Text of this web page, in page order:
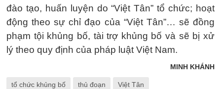
đào tạo, huấn luyện do “Việt Tân” tổ chức; hoạt
động theo sự chỉ đạo của “Việt Tân”… sẽ đồng
phạm tội khủng bố, tài trợ khủng bố và sẽ bị xử
lý theo quy định của pháp luật Việt Nam.
MINH KHÁNH
tổ chức khủng bố thủ đoạn Việt Tân